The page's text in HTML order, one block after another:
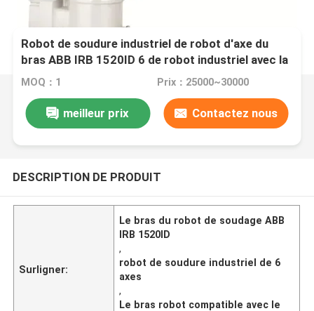
Robot de soudure industriel de robot d'axe du
bras ABB IRB 1520ID 6 de robot industriel avec la
soudeuse de Megment
MOQ：1 Prix：25000~30000
meilleur prix Contactez nous
DESCRIPTION DE PRODUIT
Surligner:
Le bras du robot de soudage ABB
IRB 1520ID
,
robot de soudure industriel de 6
axes
,
Le bras robot compatible avec le